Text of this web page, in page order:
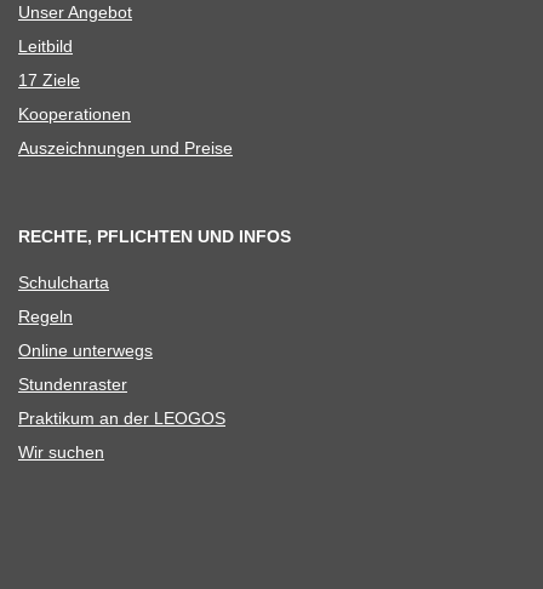
Unser Ange­bot
Leit­bild
17 Ziele
Koope­ra­tio­nen
Aus­zeich­nun­gen und Preise
RECHTE, PFLICHTEN UND INFOS
Schul­charta
Regeln
Online unter­wegs
Stun­den­ras­ter
Prak­ti­kum an der LEOGOS
Wir suchen